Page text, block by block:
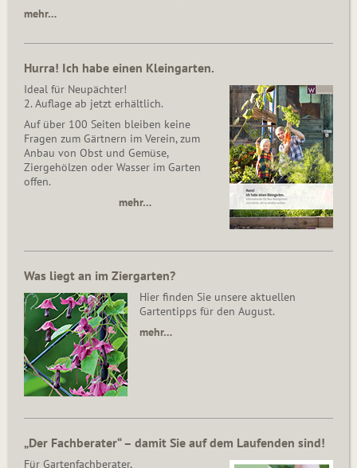
mehr…
Hurra! Ich habe einen Kleingarten.
Ideal für Neupächter!
2. Auflage ab jetzt erhältlich.
Auf über 100 Seiten bleiben keine
Fragen zum Gärtnern im Verein, zum
Anbau von Obst und Gemüse,
Ziergehölzen oder Wasser im Garten
offen.
mehr…
Was liegt an im Ziergarten?
Hier finden Sie unsere aktuellen
Gartentipps für den August.
mehr…
„Der Fachberater“ – damit Sie auf dem Laufenden sind!
Für Gartenfachberater,